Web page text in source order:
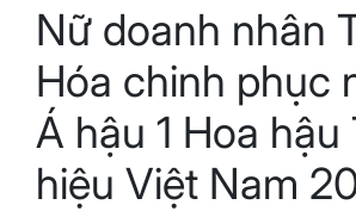
read
time
Nữ doanh nhân
Hóa chinh phục
Á hậu 1 Hoa
hiệu Việt Nam